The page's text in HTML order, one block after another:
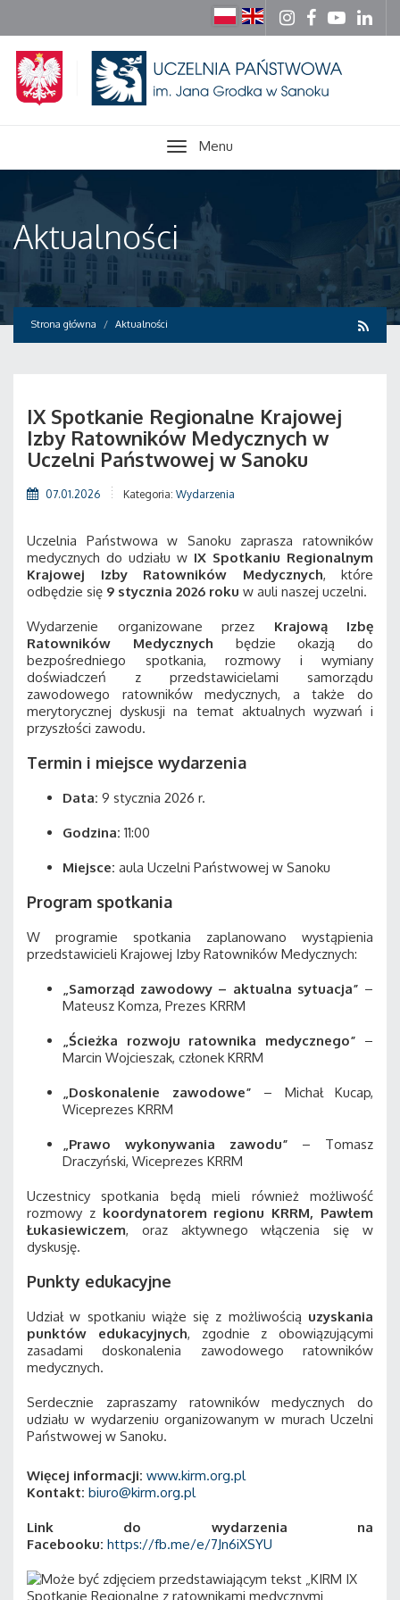
Menu
Aktualności
Strona główna Aktualności
IX Spotkanie Regionalne Krajowej
Izby Ratowników Medycznych w
Uczelni Państwowej w Sanoku
07.01.2026 Kategoria: Wydarzenia
Uczelnia Państwowa w Sanoku zaprasza ratowników
medycznych do udziału w IX Spotkaniu Regionalnym
Krajowej Izby Ratowników Medycznych, które
odbędzie się 9 stycznia 2026 roku w auli naszej uczelni.
Wydarzenie organizowane przez Krajową Izbę
Ratowników Medycznych będzie okazją do
bezpośredniego spotkania, rozmowy i wymiany
doświadczeń z przedstawicielami samorządu
zawodowego ratowników medycznych, a także do
merytorycznej dyskusji na temat aktualnych wyzwań i
przyszłości zawodu.
Termin i miejsce wydarzenia
Data: 9 stycznia 2026 r.
Godzina: 11:00
Miejsce: aula Uczelni Państwowej w Sanoku
Program spotkania
W programie spotkania zaplanowano wystąpienia
przedstawicieli Krajowej Izby Ratowników Medycznych:
„Samorząd zawodowy – aktualna sytuacja” –
Mateusz Komza, Prezes KRRM
„Ścieżka rozwoju ratownika medycznego” –
Marcin Wojcieszak, członek KRRM
„Doskonalenie zawodowe” – Michał Kucap,
Wiceprezes KRRM
„Prawo wykonywania zawodu” – Tomasz
Draczyński, Wiceprezes KRRM
Uczestnicy spotkania będą mieli również możliwość
rozmowy z koordynatorem regionu KRRM, Pawłem
Łukasiewiczem, oraz aktywnego włączenia się w
dyskusję.
Punkty edukacyjne
Udział w spotkaniu wiąże się z możliwością uzyskania
punktów edukacyjnych, zgodnie z obowiązującymi
zasadami doskonalenia zawodowego ratowników
medycznych.
Serdecznie zapraszamy ratowników medycznych do
udziału w wydarzeniu organizowanym w murach Uczelni
Państwowej w Sanoku.
Więcej informacji: www.kirm.org.pl
Kontakt: biuro@kirm.org.pl
Link do wydarzenia na
Facebooku: https://fb.me/e/7Jn6iXSYU